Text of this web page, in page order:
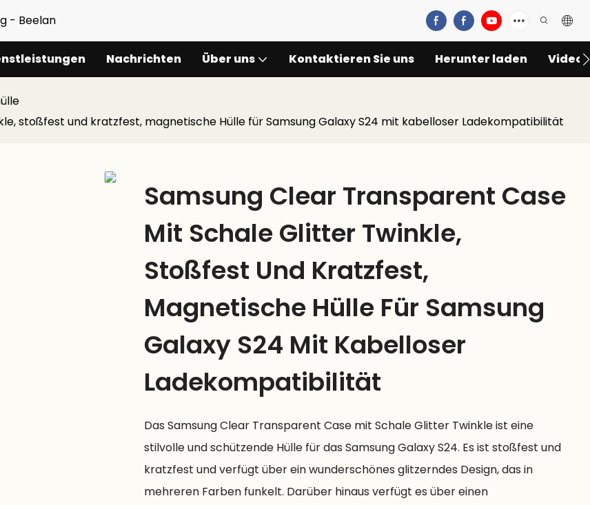
- Beelan
Nachrichten Über uns Kontaktieren Sie uns Herunter laden Video
stoßfest und kratzfest, magnetische Hülle für Samsung Galaxy S24 mit kabelloser Ladekompatibilität
Samsung Clear Transparent Case
Mit Schale Glitter Twinkle,
Stoßfest Und Kratzfest,
Magnetische Hülle Für Samsung
Galaxy S24 Mit Kabelloser
Ladekompatibilität
Das Samsung Clear Transparent Case mit Schale Glitter Twinkle ist eine
stilvolle und schützende Hülle für das Samsung Galaxy S24. Es ist stoßfest und
kratzfest und verfügt über ein wunderschönes glitzerndes Design, das in
mehreren Farben funkelt. Darüber hinaus verfügt es über einen